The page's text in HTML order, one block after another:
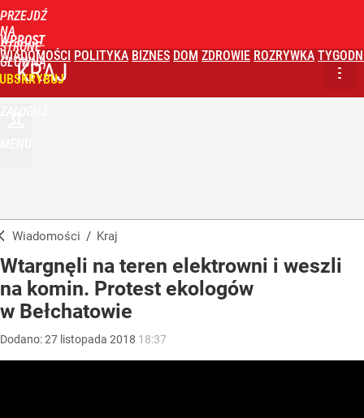
PRZEJDŹ
NA
STRONĘ
GŁÓWNĄ
WPROST
WIADOMOŚCI POLITYKA BIZNES DOM ZDROWIE ROZRYWKA
KRAJ
Wiadomości / Kraj
Wtargnęli na teren elektrowni i weszli
na komin. Protest ekologów
w Bełchatowie
Dodano:27 listopada 2018 18:37